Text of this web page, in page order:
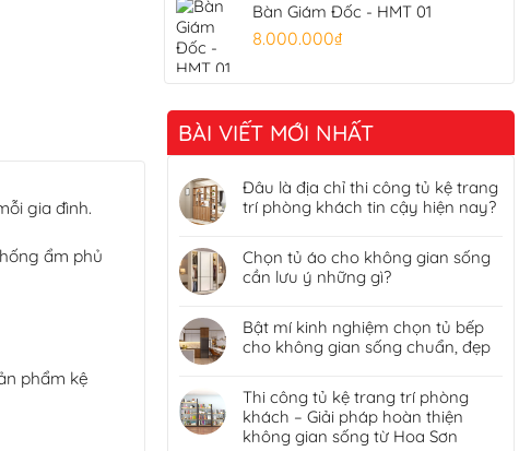
Bàn Giám Đốc - HMT 01
8.000.000₫
gia đình.
ẩm phủ
phẩm kệ
BÀI VIẾT MỚI NHẤT
Đâu là địa chỉ thi công tủ kệ trang
trí phòng khách tin cậy hiện nay?
Chọn tủ áo cho không gian sống
cần lưu ý những gì?
Bật mí kinh nghiệm chọn tủ bếp
cho không gian sống chuẩn, đẹp
Thi công tủ kệ trang trí phòng
khách – Giải pháp hoàn thiện
không gian sống từ Hoa Sơn